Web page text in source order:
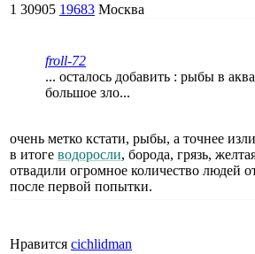
1 30905 19683 Москва
froll-72
... осталось добавить : рыбы в
большое зло...
очень метко кстати, рыбы, а точнее
в итоге водоросли, борода, грязь,
отвадили огромное количество людей
после первой попытки.
Нравится cichlidman